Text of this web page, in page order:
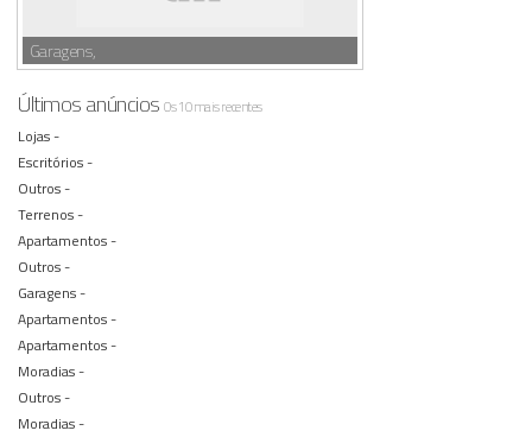
Garagens,
Últimos anúnciosOs 10 mais recentes
Lojas -
Escritórios -
Outros -
Terrenos -
Apartamentos -
Outros -
Garagens -
Apartamentos -
Apartamentos -
Moradias -
Outros -
Moradias -